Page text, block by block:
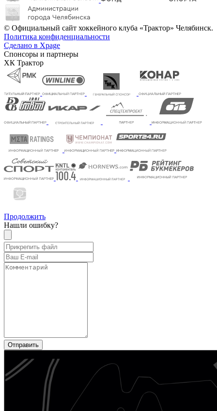
© Официальный сайт хоккейного клуба «Трактор» Челябинск.
Политика конфиденциальности
Сделано в Xpage
Спонсоры и партнеры
ХК Трактор
Продолжить
Нашли ошибку?